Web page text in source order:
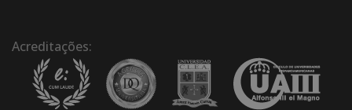
Acreditações: